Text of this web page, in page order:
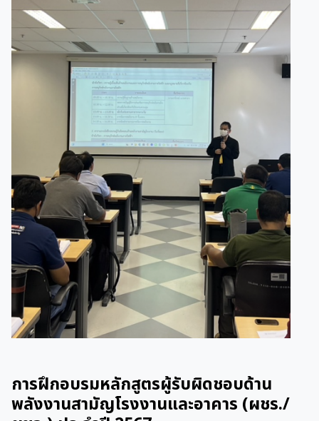
การฝึกอบรมหลักสูตรผู้รับผิดชอบด้าน
พลังงานสามัญโรงงานและอาคาร (ผชร./